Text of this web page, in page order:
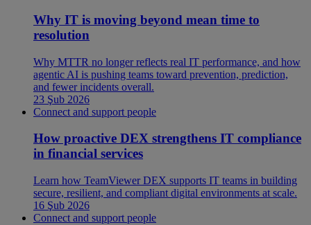
Why IT is moving beyond mean time to
resolution
Why MTTR no longer reflects real IT performance, and how
agentic AI is pushing teams toward prevention, prediction,
and fewer incidents overall.
23 Şub 2026
Connect and support people
How proactive DEX strengthens IT compliance
in financial services
Learn how TeamViewer DEX supports IT teams in building
secure, resilient, and compliant digital environments at scale.
16 Şub 2026
Connect and support people